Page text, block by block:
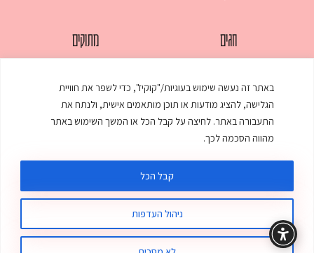
באתר זה נעשה שימוש בעוגיות/"קוקיז", כדי לשפר את חוויית
הגלישה, להציג מודעות או תוכן מותאמים אישית, ולנתח את
התעבורה באתר. לחיצה על קבל הכל או המשך השימוש באתר
מהווה הסכמה לכך.
ניהול העדפות
קבל הכל
חגים
מאפים
ממולאים
מרקים
מתוקים
עוגות
עוף
© כל הזכויות שמורות לענת אלישע | עיצוב ובניית אתר
תקנון האתר מדיניות פרטיות